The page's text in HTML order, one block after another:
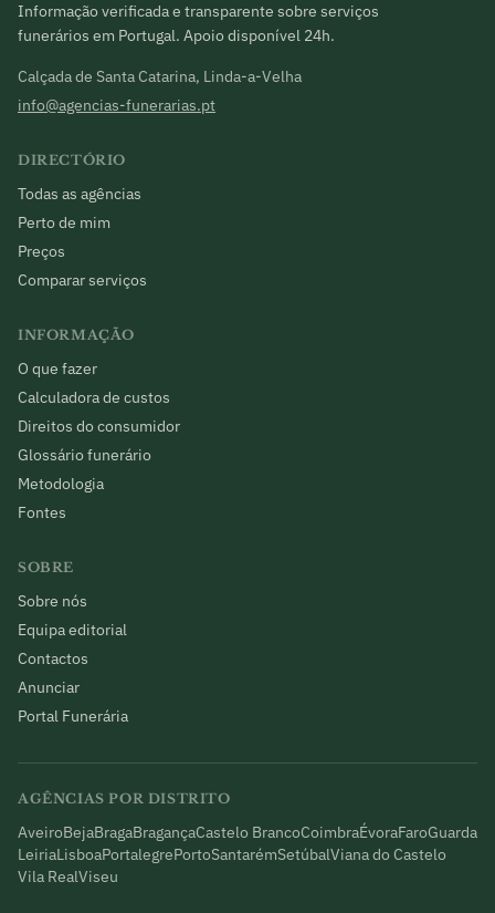
Informação verificada e transparente sobre serviços
funerários em Portugal. Apoio disponível 24h.
Calçada de Santa Catarina, Linda-a-Velha
info@agencias-funerarias.pt
DIRECTÓRIO
Todas as agências
Perto de mim
Preços
Comparar serviços
INFORMAÇÃO
O que fazer
Calculadora de custos
Direitos do consumidor
Glossário funerário
Metodologia
Fontes
SOBRE
Sobre nós
Equipa editorial
Contactos
Anunciar
Portal Funerária
AGÊNCIAS POR DISTRITO
AveiroBejaBragaBragançaCastelo BrancoCoimbraÉvoraFaroGuarda
LeiriaLisboaPortalegrePortoSantarémSetúbalViana do Castelo
Vila RealViseu